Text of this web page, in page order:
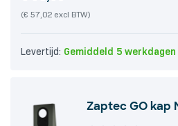
(€ 57,02 excl BTW)
Levertijd: Gemiddeld 5 werkdagen
Zaptec GO kap